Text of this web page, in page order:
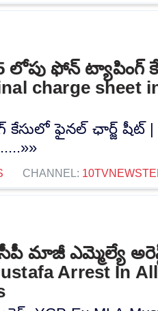
లోపు ఫోన్ ట్యాపింగ్
charge sheet
ఫైనల్ ఛార్జ్ షీట్ |
CHANNEL:
మాజీ ఎమ్మెల్యే
Arrest In